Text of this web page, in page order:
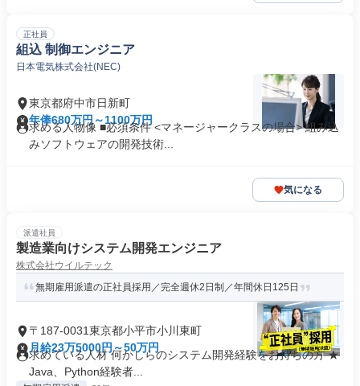
正社員
組込 制御エンジニア
日本電気株式会社(NEC)
東京都府中市日新町
年俸680万円～1100万円
求める人物像 ■必須条件 <マネージャークラスの場合> 組み込
みソフトウェアの開発技術...
気になる
派遣社員
製造業向けシステム開発エンジニア
株式会社ウイルテック
無期雇用派遣の正社員採用／完全週休2日制／年間休日125日
〒187-0031東京都小平市小川東町
月給23万5000円～50万円
求めている人材 何かしらのシステム開発経験をお持ちの方 ★
Java、Python経験者...